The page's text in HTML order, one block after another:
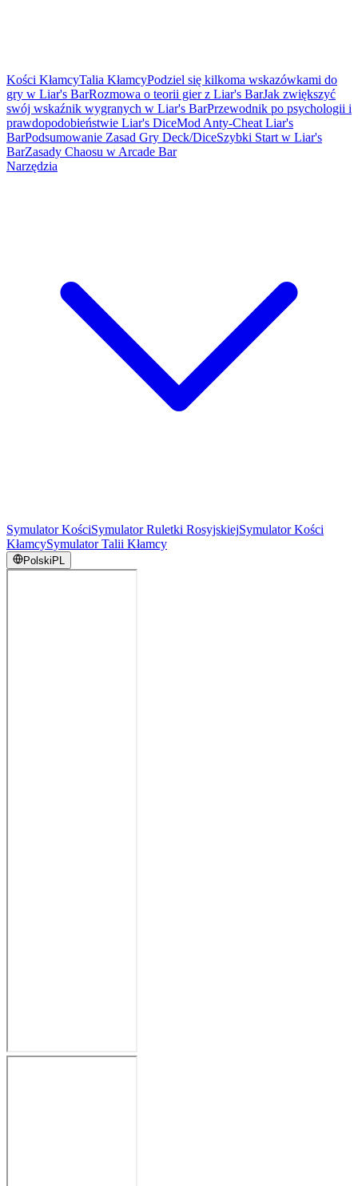
Kości KłamcyTalia KłamcyPodziel się kilkoma wskazówkami do
gry w Liar's BarRozmowa o teorii gier z Liar's BarJak zwiększyć
swój wskaźnik wygranych w Liar's BarPrzewodnik po psychologii i
prawdopodobieństwie Liar's DiceMod Anty-Cheat Liar's
BarPodsumowanie Zasad Gry Deck/DiceSzybki Start w Liar's
BarZasady Chaosu w Arcade Bar
Narzędzia
Symulator KościSymulator Ruletki RosyjskiejSymulator Kości
KłamcySymulator Talii Kłamcy
Polski PL